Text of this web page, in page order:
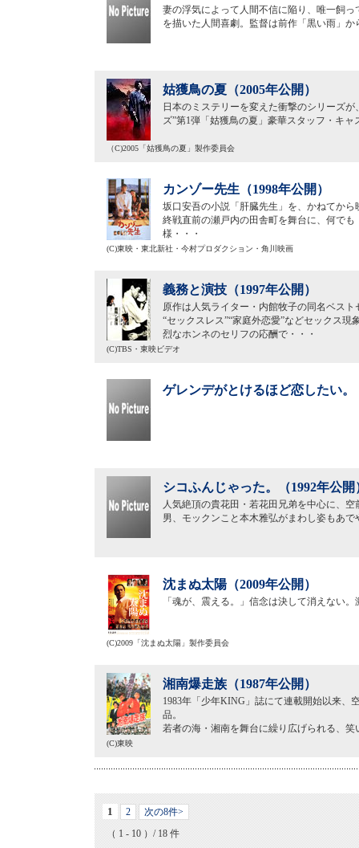
妻の浮気によって人間不信に陥り、唯一飼
を描いた人間喜劇。監督は前作「黒い雨」
姑獲鳥の夏（2005年公開）
日本のミステリーを変えた衝撃のシリーズ
ズ”第1弾「姑獲鳥の夏」豪華スタッフ・キ
（C)2005「姑獲鳥の夏」製作委員会
カンゾー先生（1998年公開）
坂口安吾の小説「肝臓先生」を、かねてか
終戦直前の瀬戸内の田舎町を舞台に、何で
様・・・
(C)東映・東北新社・今村プロダクション・角川映画
義務と演技（1997年公開）
原作は人気ライター・内館牧子の同名ベスト
“セックスレス”“家庭外恋愛”などセックス
烈なホンネのセリフの応酬で・・・
(C)TBS・東映ビデオ
ゲレンデがとけるほど恋したい。
シコふんじゃった。（1992年公開
人気絶頂の貴花田・若花田兄弟を中心に、
男、モックンこと本木雅弘がまわし姿もあ
沈まぬ太陽（2009年公開）
「魂が、震える。」信念は決して消えない
(C)2009「沈まぬ太陽」製作委員会
湘南爆走族（1987年公開）
1983年「少年KING」誌にて連載開始以来、
品。
若者の海・湘南を舞台に繰り広げられる、
(C)東映
1 2
次の8件>
（ 1 - 10 ）/ 18 件